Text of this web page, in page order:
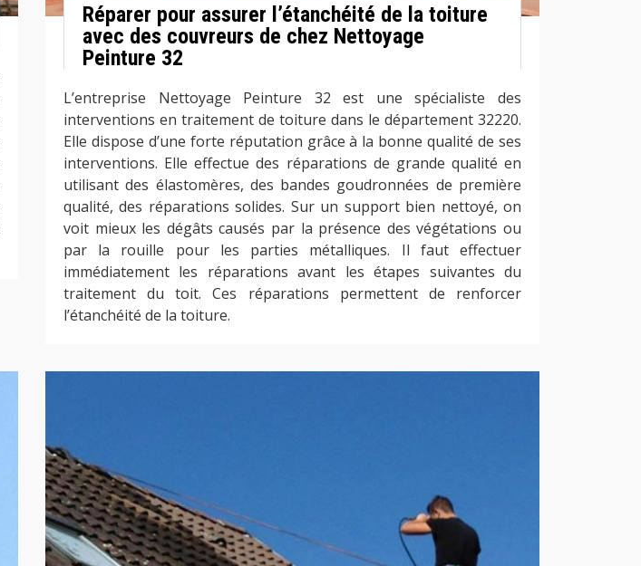
Réparer pour assurer l’étanchéité de la toiture
avec des couvreurs de chez Nettoyage
Peinture 32
L’entreprise Nettoyage Peinture 32 est une spécialiste des
interventions en traitement de toiture dans le département 32220.
Elle dispose d’une forte réputation grâce à la bonne qualité de ses
interventions. Elle effectue des réparations de grande qualité en
utilisant des élastomères, des bandes goudronnées de première
qualité, des réparations solides. Sur un support bien nettoyé, on
voit mieux les dégâts causés par la présence des végétations ou
par la rouille pour les parties métalliques. Il faut effectuer
immédiatement les réparations avant les étapes suivantes du
traitement du toit. Ces réparations permettent de renforcer
l’étanchéité de la toiture.